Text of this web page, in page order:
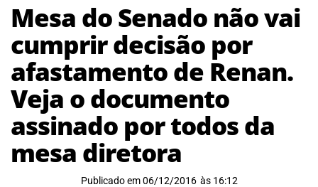
Mesa do Senado não vai
cumprir decisão por
afastamento de Renan.
Veja o documento
assinado por todos da
mesa diretora
Publicado em 06/12/2016 às 16:12